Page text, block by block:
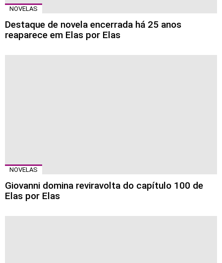
NOVELAS
Destaque de novela encerrada há 25 anos
reaparece em Elas por Elas
NOVELAS
Giovanni domina reviravolta do capítulo 100 de
Elas por Elas